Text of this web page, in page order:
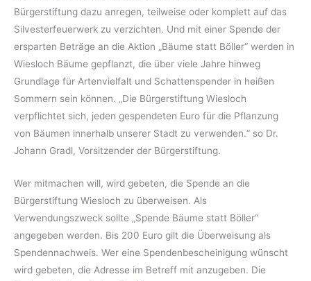
Bürgerstiftung dazu anregen, teilweise oder komplett auf das
Silvesterfeuerwerk zu verzichten. Und mit einer Spende der
ersparten Beträge an die Aktion „Bäume statt Böller“ werden in
Wiesloch Bäume gepflanzt, die über viele Jahre hinweg
Grundlage für Artenvielfalt und Schattenspender in heißen
Sommern sein können. „Die Bürgerstiftung Wiesloch
verpflichtet sich, jeden gespendeten Euro für die Pflanzung
von Bäumen innerhalb unserer Stadt zu verwenden.“ so Dr.
Johann Gradl, Vorsitzender der Bürgerstiftung.
Wer mitmachen will, wird gebeten, die Spende an die
Bürgerstiftung Wiesloch zu überweisen. Als
Verwendungszweck sollte „Spende Bäume statt Böller“
angegeben werden. Bis 200 Euro gilt die Überweisung als
Spendennachweis. Wer eine Spendenbescheinigung wünscht
wird gebeten, die Adresse im Betreff mit anzugeben. Die